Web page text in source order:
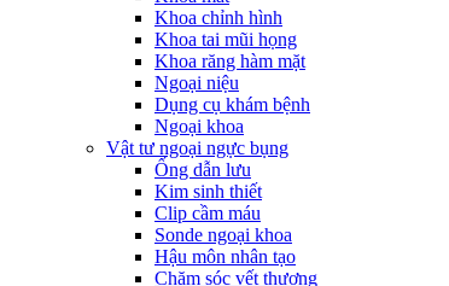
Khoa chỉnh hình
Khoa tai mũi họng
Khoa răng hàm mặt
Ngoại niệu
Dụng cụ khám bệnh
Ngoại khoa
Vật tư ngoại ngực bụng
Ống dẫn lưu
Kim sinh thiết
Clip cầm máu
Sonde ngoại khoa
Hậu môn nhân tạo
Chăm sóc vết thương